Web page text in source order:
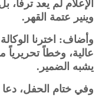
الإعلام لم يعد ترفاً،
وينير عتمة القهر.
وأضاف: اخترنا الوكالة
عالية، وخطاً تحريرياً
يشبه الضمير.
وفي ختام الحفل،